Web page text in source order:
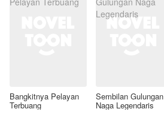
Bangkitnya Pelayan
Terbuang
Sembilan Gulungan
Naga Legendaris